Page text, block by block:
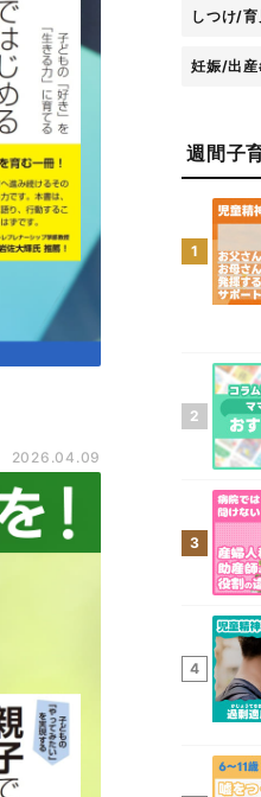
2026.04.09
しつけ/育
妊娠/出産
週間子
1
2
3
4